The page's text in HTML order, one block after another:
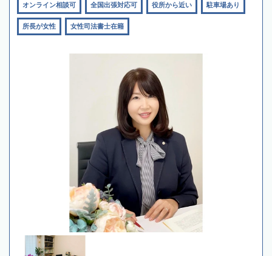
オンライン相談可 全国出張対応可 役所から近い 駐車場あり
所長が女性 女性司法書士在籍